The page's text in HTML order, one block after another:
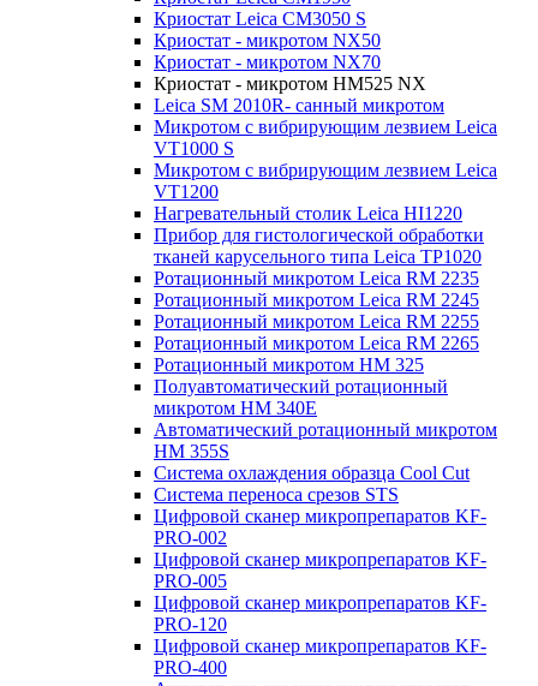
Криостат Leica CM3050 S
Криостат - микротом NX50
Криостат - микротом NX70
Криостат - микротом HM525 NX
Leica SM 2010R- санный микротом
Микротом с вибрирующим лезвием Leica
VT1000 S
Микротом с вибрирующим лезвием Leica
VT1200
Нагревательный столик Leica HI1220
Прибор для гистологической обработки
тканей карусельного типа Leica TP1020
Ротационный микротом Leica RM 2235
Ротационный микротом Leica RM 2245
Ротационный микротом Leica RM 2255
Ротационный микротом Leica RM 2265
Ротационный микротом HM 325
Полуавтоматический ротационный
микротом HM 340E
Автоматический ротационный микротом
HM 355S
Система охлаждения образца Cool Cut
Система переноса срезов STS
Цифровой сканер микропрепаратов KF-
PRO-002
Цифровой сканер микропрепаратов KF-
PRO-005
Цифровой сканер микропрепаратов KF-
PRO-120
Цифровой сканер микропрепаратов KF-
PRO-400